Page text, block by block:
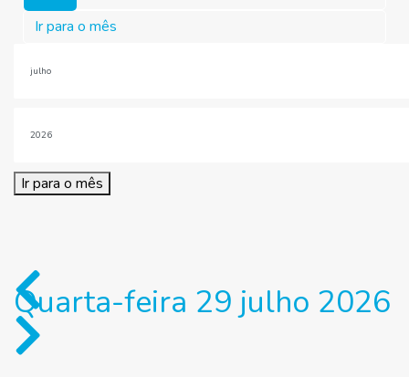
Ir para o mês
Ir para o mês
Quarta-feira 29 julho 2026